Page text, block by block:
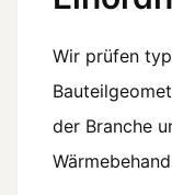
Wir prüfen
der Branche